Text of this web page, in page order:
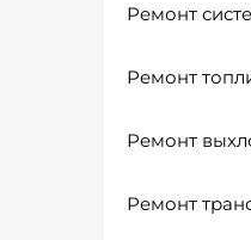
Ремонт
Ремонт
Ремонт
Ремонт